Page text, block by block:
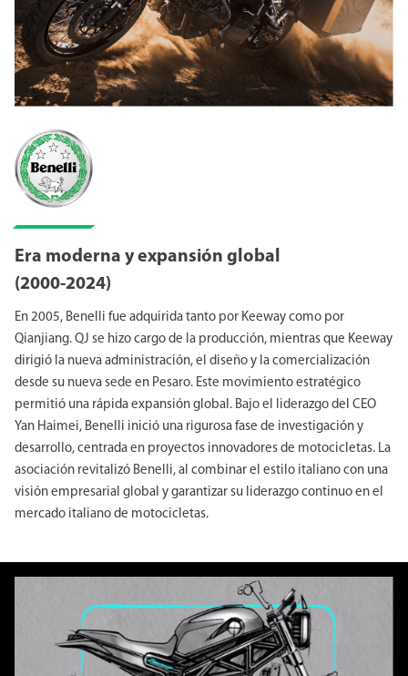
Era moderna y expansión global
(2000-2024)
En 2005, Benelli fue adquirida tanto por Keeway como por
Qianjiang. QJ se hizo cargo de la producción, mientras que Keeway
dirigió la nueva administración, el diseño y la comercialización
desde su nueva sede en Pesaro. Este movimiento estratégico
permitió una rápida expansión global. Bajo el liderazgo del CEO
Yan Haimei, Benelli inició una rigurosa fase de investigación y
desarrollo, centrada en proyectos innovadores de motocicletas. La
asociación revitalizó Benelli, al combinar el estilo italiano con una
visión empresarial global y garantizar su liderazgo continuo en el
mercado italiano de motocicletas.